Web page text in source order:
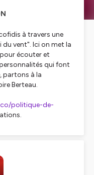
à travers une
vent". Ici on met la
écouter et
qui font
partons à la
Berteau.
politique-de-